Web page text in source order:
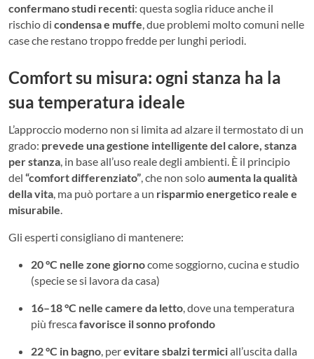
confermano studi recenti: questa soglia riduce anche il
rischio di condensa e muffe, due problemi molto comuni nelle
case che restano troppo fredde per lunghi periodi.
Comfort su misura: ogni stanza ha la
sua temperatura ideale
L’approccio moderno non si limita ad alzare il termostato di un
grado: prevede una gestione intelligente del calore, stanza
per stanza , in base all’uso reale degli ambienti. È il principio
del “comfort differenziato” , che non soloaumenta la qualità
della vita , ma può portare a un risparmio energetico reale e
misurabile
Gli esperti consigliano di mantenere:
20 °C nelle zone giornocome soggiorno, cucina e studio
(specie se si lavora da casa)
16–18 °C nelle camere da letto , dove una temperatura
più fresca favorisce il sonno profondo
22 °C in bagno , perevitare sbalzi termiciall’uscita dalla